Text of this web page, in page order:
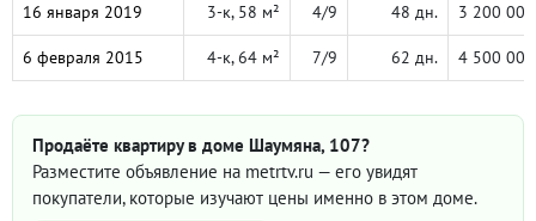
16 января 2019 3-к, 58 м² 4/9 48 дн. 3 200 000
6 февраля 2015 4-к, 64 м² 7/9 62 дн. 4 500 000
Продаёте квартиру в доме Шаумяна, 107?
Разместите объявление на metrtv.ru — его увидят
покупатели, которые изучают цены именно в этом доме.